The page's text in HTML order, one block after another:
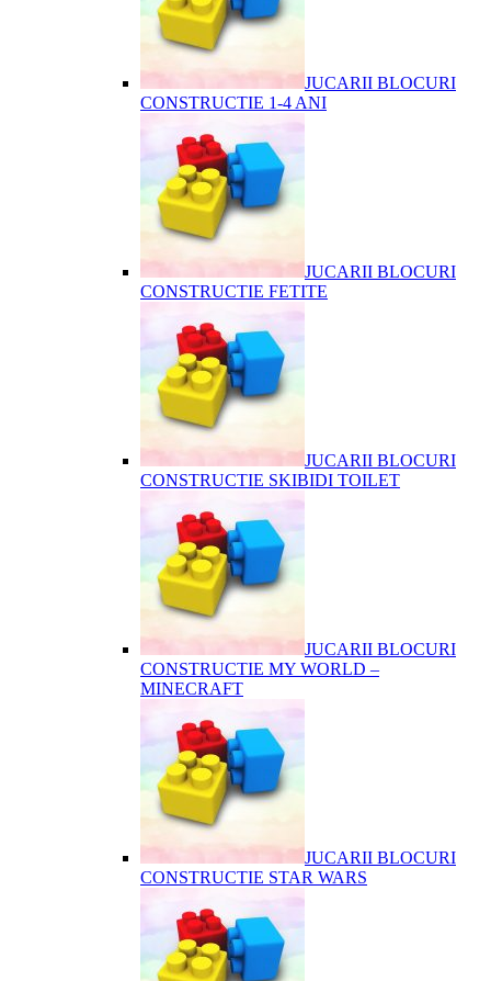
JUCARII BLOCURI
CONSTRUCTIE 1-4 ANI
JUCARII BLOCURI
CONSTRUCTIE FETITE
JUCARII BLOCURI
CONSTRUCTIE SKIBIDI TOILET
JUCARII BLOCURI
CONSTRUCTIE MY WORLD –
MINECRAFT
JUCARII BLOCURI
CONSTRUCTIE STAR WARS